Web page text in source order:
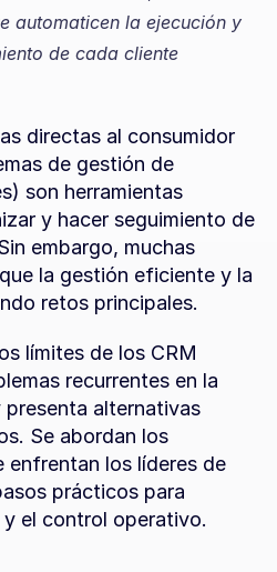
automaticen la ejecución y
de cada cliente
directas al consumidor
de gestión de
son herramientas
y hacer seguimiento de
embargo, muchas
la gestión eficiente y la
retos principales.
límites de los CRM
recurrentes en la
alternativas
Se abordan los
enfrentan los líderes de
prácticos para
el control operativo.